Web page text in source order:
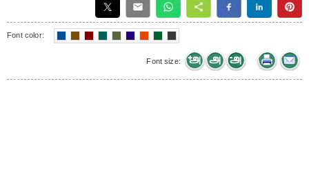
Font color:
Font size: